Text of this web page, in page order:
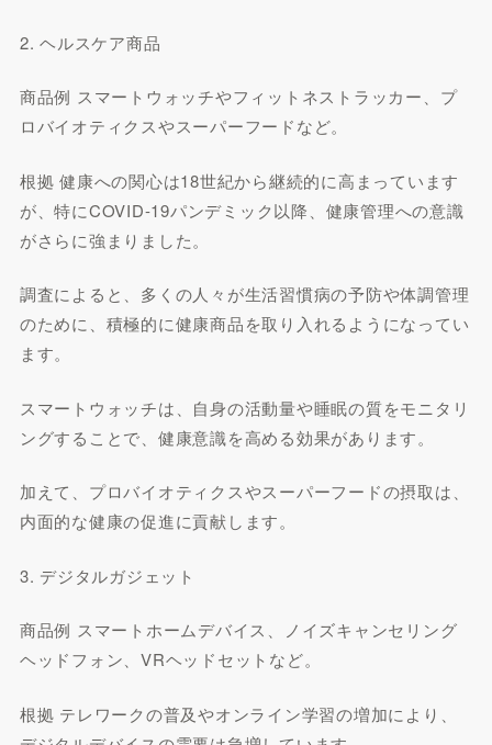
2. ヘルスケア商品
商品例 スマートウォッチやフィットネストラッカー、プ
ロバイオティクスやスーパーフードなど。
根拠 健康への関心は18世紀から継続的に高まっています
が、特にCOVID-19パンデミック以降、健康管理への意識
がさらに強まりました。
調査によると、多くの人々が生活習慣病の予防や体調管理
のために、積極的に健康商品を取り入れるようになってい
ます。
スマートウォッチは、自身の活動量や睡眠の質をモニタリ
ングすることで、健康意識を高める効果があります。
加えて、プロバイオティクスやスーパーフードの摂取は、
内面的な健康の促進に貢献します。
3. デジタルガジェット
商品例 スマートホームデバイス、ノイズキャンセリング
ヘッドフォン、VRヘッドセットなど。
根拠 テレワークの普及やオンライン学習の増加により、